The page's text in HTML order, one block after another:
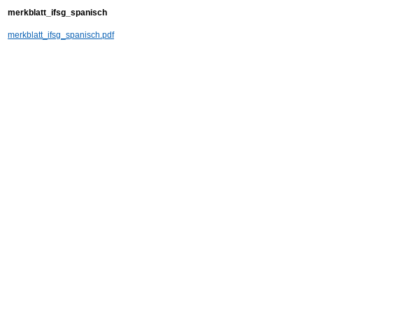
merkblatt_ifsg_spanisch
merkblatt_ifsg_spanisch.pdf